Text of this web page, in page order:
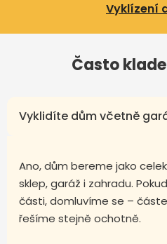
Vyklízení
Často
Vyklidíte dům včetně
Ano, dům bereme jako
sklep, garáž i zahradu.
části, domluvíme se –
řešíme stejně ochotně.